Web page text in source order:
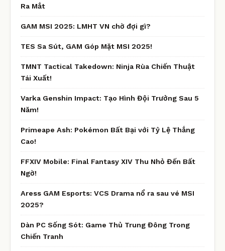
Ra Mắt
GAM MSI 2025: LMHT VN chờ đợi gì?
TES Sa Sút, GAM Góp Mặt MSI 2025!
TMNT Tactical Takedown: Ninja Rùa Chiến Thuật
Tái Xuất!
Varka Genshin Impact: Tạo Hình Đội Trưởng Sau 5
Năm!
Primeape Ash: Pokémon Bất Bại với Tỷ Lệ Thắng
Cao!
FFXIV Mobile: Final Fantasy XIV Thu Nhỏ Đến Bất
Ngờ!
Aress GAM Esports: VCS Drama nổ ra sau vé MSI
2025?
Dàn PC Sống Sót: Game Thủ Trung Đông Trong
Chiến Tranh